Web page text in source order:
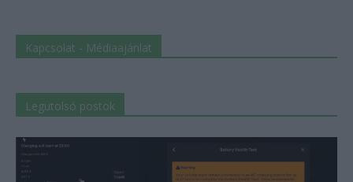
Kapcsolat - Médiaajánlat
Legutolsó postok